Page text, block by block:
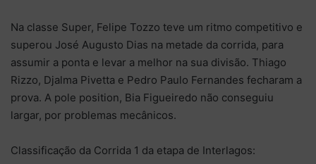
Na classe Super, Felipe Tozzo teve um ritmo competitivo e
superou José Augusto Dias na metade da corrida, para
assumir a ponta e levar a melhor na sua divisão. Thiago
Rizzo, Djalma Pivetta e Pedro Paulo Fernandes fecharam a
prova. A pole position, Bia Figueiredo não conseguiu
largar, por problemas mecânicos.
Classificação da Corrida 1 da etapa de Interlagos: